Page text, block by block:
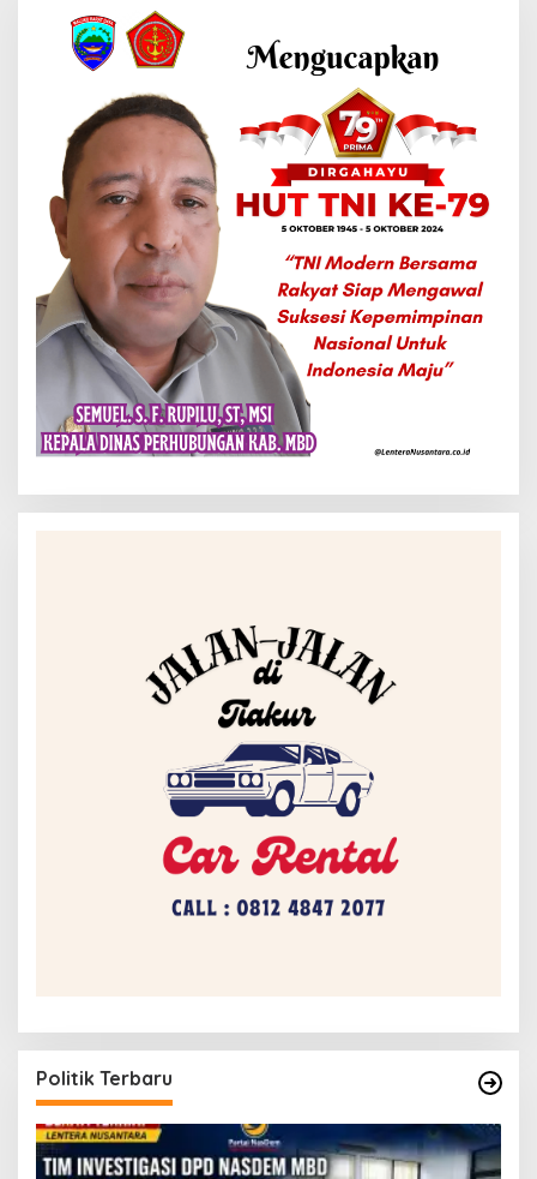
Politik Terbaru